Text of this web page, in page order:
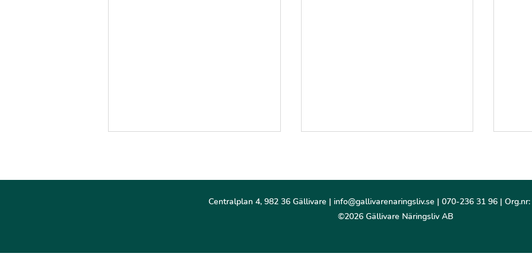
Bygg
Centralplan 4, 982 36 Gällivare | info@gallivarenaringsliv.se | 070-236 31 96 |
©2026 Gällivare Näringsliv AB